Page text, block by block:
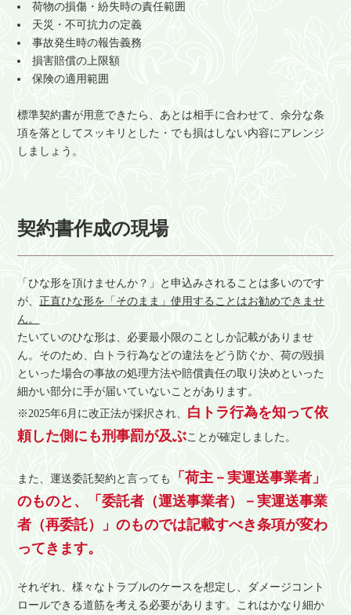
荷物の損傷・紛失時の責任範囲
天災・不可抗力の定義
事故発生時の報告義務
損害賠償の上限額
保険の適用範囲
標準契約書が用意できたら、あとは相手に合わせて、余分な条
項を落としてスッキリとした・でも損はしない内容にアレンジ
しましょう。
契約書作成の現場
「ひな形を頂けませんか？」と申込みされることは多いのです
が、 正直ひな形を「そのまま」使用することはお勧めできませ
ん。
たいていのひな形は、必要最小限のことしか記載がありませ
ん。そのため、白トラ行為などの違法をどう防ぐか、荷の毀損
といった場合の事故の処理方法や賠償責任の取り決めといった
細かい部分に手が届いていないことがあります。
※2025年6月に改正法が採択され、 白トラ行為を知って依
頼した側にも刑事罰が及ぶことが確定しました。
また、運送委託契約と言っても
「荷主－実運送事業者」
のものと、「委託者（運送事業者）－実運送事業
者（再委託）」のものでは記載すべき条項が変わ
ってきます。
それぞれ、様々なトラブルのケースを想定し、ダメージコント
ロールできる道筋を考える必要があります。これはかなり細か